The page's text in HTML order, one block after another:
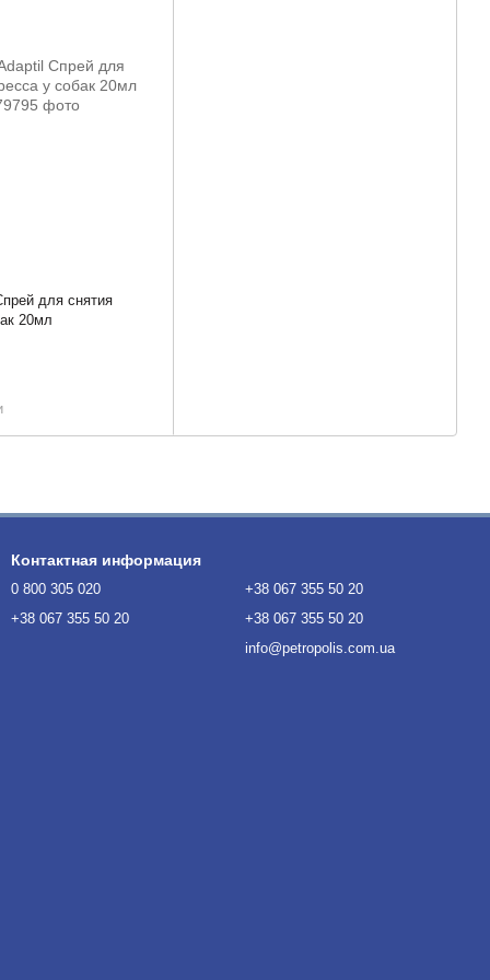
для снятия
20мл
Контактная информация
0 800 305 020
+38 067 355 50 20
+38 067 355 50 20
+38 067 355 50 20
info@petropolis.com.ua